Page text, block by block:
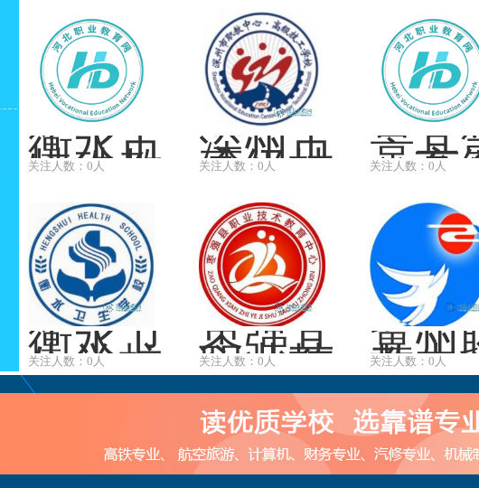
衡水市
特殊教
育学校
关注人数：0人 深州市
高级技
工学校
关注人数：0人 景县
一高
职业技
术中
关注人数：0人
衡水卫
生学校
关注人数：0人 枣强县
职业技
术教育
中心
关注人数：0人 冀州
教中
关注人数：0人